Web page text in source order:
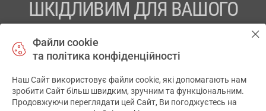
ШКІДЛИВИМ ДЛЯ ВАШОГО
ПЕРЕД ЗАСТОСУВАННЯМ ПРЕПАРАТУ ПРОКОНСУЛЬТУЙТЕСЬ
ТОВ «АПТЕКА 911.ЮА» Код ЄДРПОУ 43631965.
Файли cookie
та політика конфіденційності
Наш Сайт використовує файли cookie, які допомагають нам
зробити Сайт більш швидким, зручним та функціональним.
Продовжуючи переглядати цей Сайт, Ви погоджуєтесь на
✕